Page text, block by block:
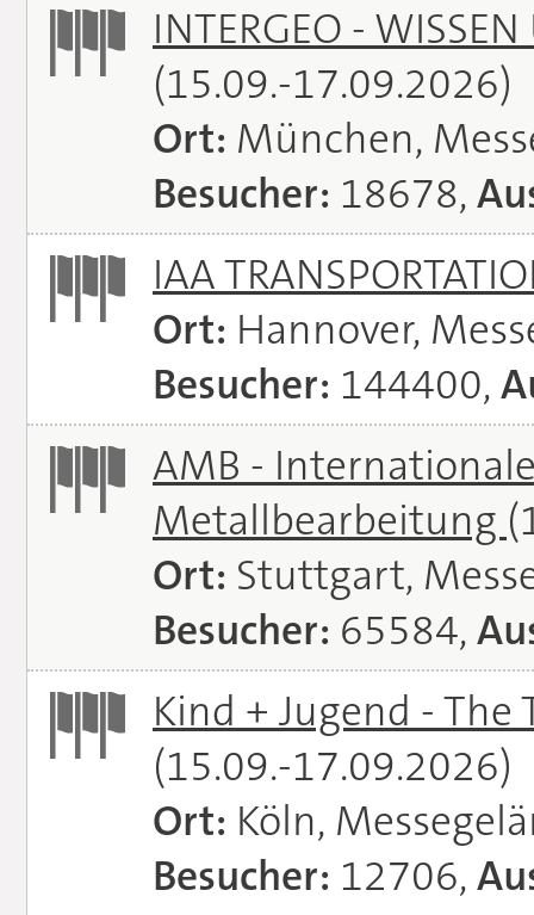
INTERGEO -
(15.09.-17.09.2026)
Ort: München,
Besucher: 18678,
IAA
Ort: Hannover,
Besucher: 144400,
AMB -
Metallbearbeitung
Ort: Stuttgart,
Besucher: 65584,
Kind + Jugend - The
(15.09.-17.09.2026)
Ort: Köln,
Besucher: 12706,